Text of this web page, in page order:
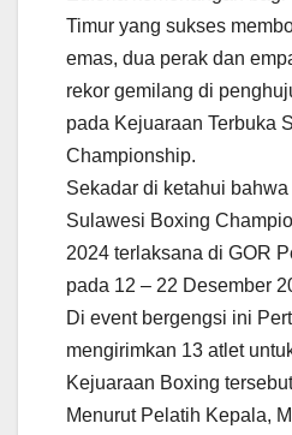
Timur yang sukses
emas, dua perak dan
rekor gemilang di
pada Kejuaraan Terbuka
Championship.
Sekadar di ketahui
Sulawesi Boxing
2024 terlaksana di GOR
pada 12 – 22 Desember
Di event bergengsi ini
mengirimkan 13 atlet
Kejuaraan Boxing
Menurut Pelatih Kepala,